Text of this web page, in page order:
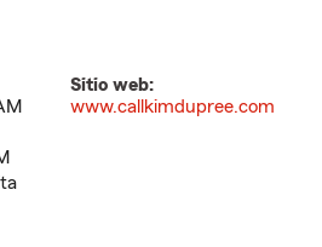
Sitio web:
www.callkimdupree.com